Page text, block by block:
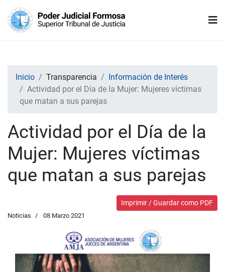
Inicio Transparencia
Información de Interés
Actividad por el Día de la Mujer: Mujeres víctimas
que matan a sus parejas
Actividad por el Día de la
Mujer: Mujeres víctimas
que matan a sus parejas
Imprimir / Guardar como PDF
Noticias 08 Marzo 2021